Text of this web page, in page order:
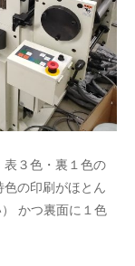
表３色・裏１色の
の印刷がほとん
かつ裏面に１色